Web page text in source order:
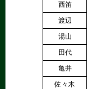
西笛
渡辺
湯山
田代
亀井
佐々木